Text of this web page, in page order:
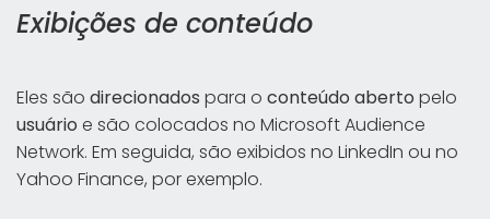
Exibições de conteúdo
Eles são direcionados para o conteúdo aberto pelo
usuário e são colocados no Microsoft Audience
Network. Em seguida, são exibidos no LinkedIn ou no
Yahoo Finance, por exemplo.